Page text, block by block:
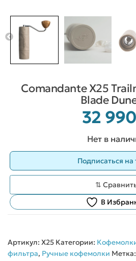
Comandante X25
Blade
32 990
Нет в
⇅
В
Артикул: X25 Категории:
фильтра, Ручные кофемолки Метка: